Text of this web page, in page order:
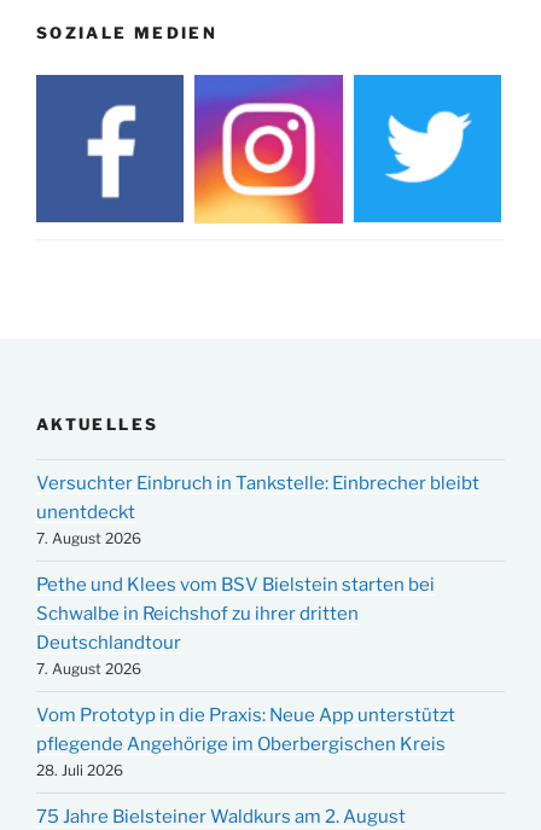
SOZIALE MEDIEN
AKTUELLES
Versuchter Einbruch in Tankstelle: Einbrecher bleibt
unentdeckt
7. August 2026
Pethe und Klees vom BSV Bielstein starten bei
Schwalbe in Reichshof zu ihrer dritten
Deutschlandtour
7. August 2026
Vom Prototyp in die Praxis: Neue App unterstützt
pflegende Angehörige im Oberbergischen Kreis
28. Juli 2026
75 Jahre Bielsteiner Waldkurs am 2. August